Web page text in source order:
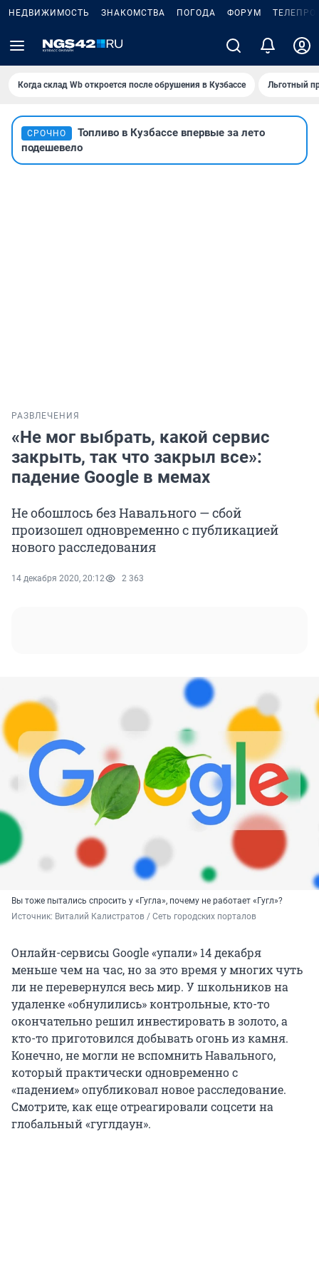
НЕДВИЖИМОСТЬ ЗНАКОМСТВА ПОГОДА ФОРУМ
Когда склад Wb откроется после обрушения в Кузбассе Льготный
СРОЧНО
Топливо в Кузбассе впервые за лето
подешевело
РАЗВЛЕЧЕНИЯ
«Не мог выбрать, какой сервис
закрыть, так что закрыл все»:
падение Google в мемах
Не обошлось без Навального — сбой
произошел одновременно с публикацией
нового расследования
14 декабря 2020, 20:12 2 363
Вы тоже пытались спросить у «Гугла», почему не работает «Гугл»?
Источник: Виталий Калистратов / Сеть городских порталов
Онлайн-сервисы Google «упали» 14 декабря
меньше чем на час, но за это время у многих чуть
ли не перевернулся весь мир. У школьников на
удаленке «обнулились» контрольные, кто-то
окончательно решил инвестировать в золото, а
кто-то приготовился добывать огонь из камня.
Конечно, не могли не вспомнить Навального,
который практически одновременно с
«падением» опубликовал новое расследование.
Смотрите, как еще отреагировали соцсети на
глобальный «гуглдаун».